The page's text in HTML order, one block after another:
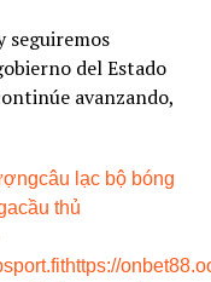
seguiremos
del Estado
avanzando,
câu lạc bộ bóng
cầu thủ
https://